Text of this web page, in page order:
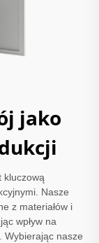
jako
kluczową
Nasze
z materiałów i
wpływ na
Wybierając nasze